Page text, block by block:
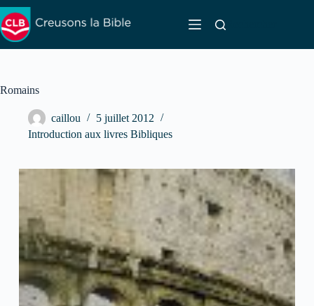
Passer
au
contenu
Romains
caillou
5 juillet 2012
Introduction aux livres Bibliques